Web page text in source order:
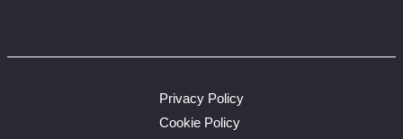
Privacy Policy
Cookie Policy